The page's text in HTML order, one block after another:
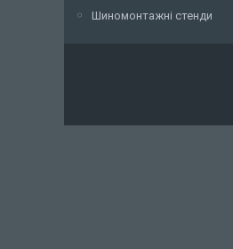
Шиномонтажні стенди